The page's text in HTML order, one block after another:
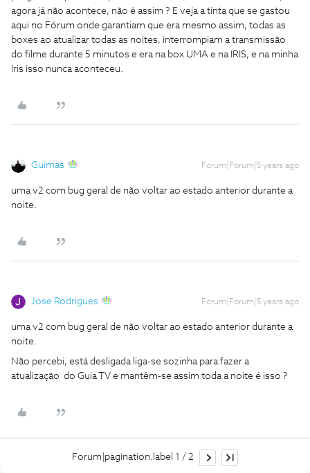
agora já não acontece, não é assim ? E veja a tinta que se gastou
aqui no Fórum onde garantiam que era mesmo assim, todas as
boxes ao atualizar todas as noites, interrompiam a transmissão
do filme durante 5 minutos e era na box UMA e na IRIS, e na minha
Iris isso nunca aconteceu.
Guimas Forum|Forum|5 years ago
uma v2 com bug geral de não voltar ao estado anterior durante a
noite.
Jose Rodrigues Forum|Forum|5 years ago
uma v2 com bug geral de não voltar ao estado anterior durante a
noite.
Não percebi, está desligada liga-se sozinha para fazer a
atualização do Guia TV e mantêm-se assim toda a noite é isso ?
Forum|pagination.label 1 / 2